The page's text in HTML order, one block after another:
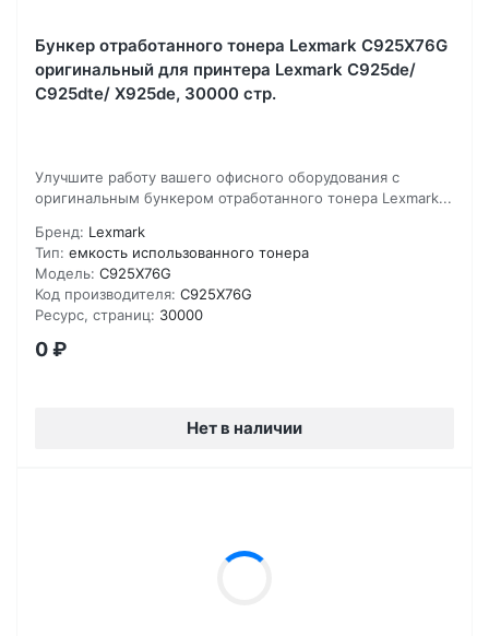
Бункер отработанного тонера Lexmark C925X76G
оригинальный для принтера Lexmark C925de/
C925dte/ X925de, 30000 стр.
Улучшите работу вашего офисного оборудования с
оригинальным бункером отработанного тонера Lexmark...
Бренд: Lexmark
Тип: емкость использованного тонера
Модель: C925X76G
Код производителя: C925X76G
Ресурс, страниц: 30000
0₽
Нет в наличии